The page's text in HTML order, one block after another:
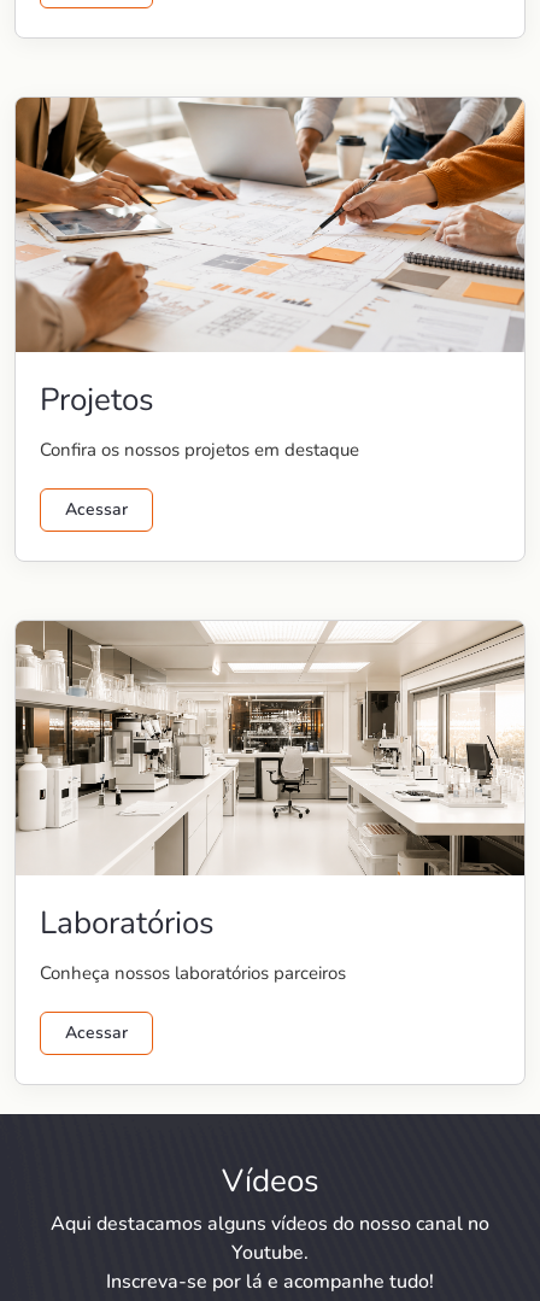
Projetos
Confira os nossos projetos em destaque
Acessar
Laboratórios
Conheça nossos laboratórios parceiros
Acessar
Vídeos
Aqui destacamos alguns vídeos do nosso canal no
Youtube.
Inscreva-se por lá e acompanhe tudo!